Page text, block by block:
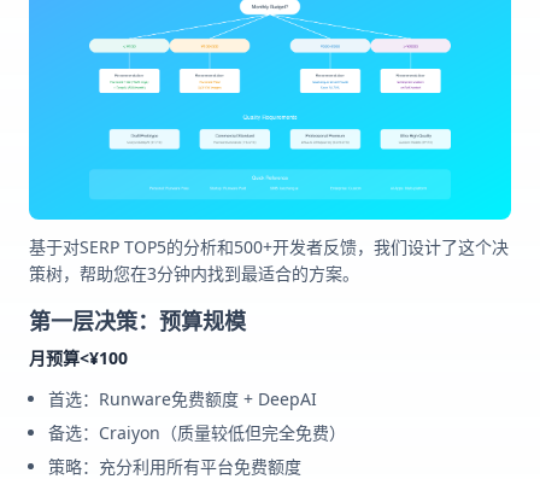
基于对SERP TOP5的分析和500+开发者反馈，我们设计了这个决
策树，帮助您在3分钟内找到最适合的方案。
第一层决策：预算规模
月预算<¥100
首选：Runware免费额度 + DeepAI
备选：Craiyon（质量较低但完全免费）
策略：充分利用所有平台免费额度